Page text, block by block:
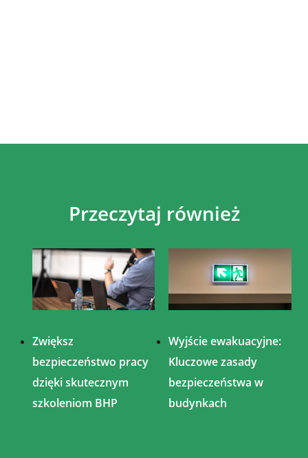
Przeczytaj również
Zwiększ
bezpieczeństwo pracy
dzięki skutecznym
szkoleniom BHP
Wyjście ewakuacyjne:
Kluczowe zasady
bezpieczeństwa w
budynkach